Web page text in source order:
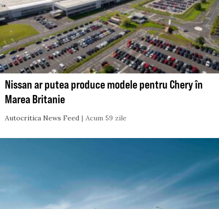
Nissan ar putea produce modele pentru Chery în
Marea Britanie
Autocritica News Feed Acum 59 zile